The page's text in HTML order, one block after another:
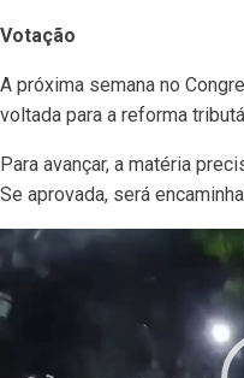
Votação
A próxima semana no
voltada para a reforma
Para avançar, a matéria
Se aprovada, será
Tocador
de
vídeo